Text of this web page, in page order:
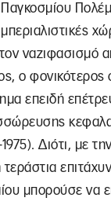
Παγκοσμίου
ναζιφασισμό
ο
επειδή
1975). Διότι, με
τεράστια
μπορούσε να